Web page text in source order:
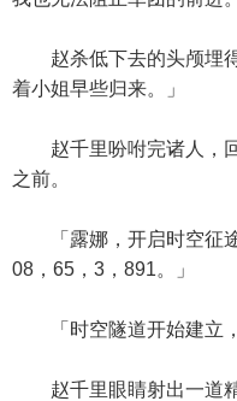
赵杀低下去的头颅埋得
着小姐早些归来。」
赵千里吩咐完诸人，回
之前。
「露娜，开启时空征途
08，65，3，891。」
「时空隧道开始建立，
赵千里眼睛射出一道精